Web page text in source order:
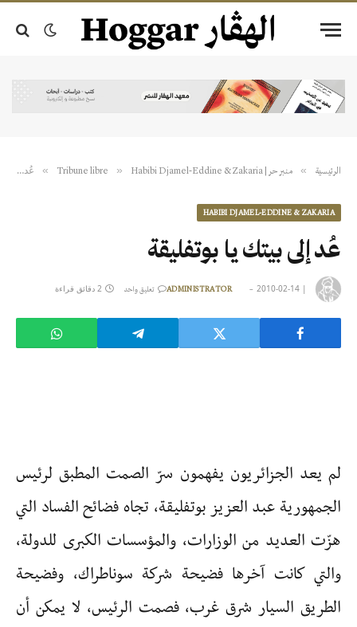
الرئيسية » منبر حر | Tribune libre » Habibi Djamel-Eddine & Zakaria
» عُد إلى بيتك يا بوتفليقة
HABIBI DJAMEL-EDDINE & ZAKARIA
عُد إلى بيتك يا بوتفليقة
|
ADMINISTRATOR 2010-02-14 تعليق واحد 2 دقائق قراءة
لم يعد الجزائريون يفهمون سرّ الصمت المطبق لرئيس
الجمهورية عبد العزيز بوتفليقة، تجاه فضائح الفساد التي
هزّت العديد من الوزارات، والمؤسسات الكبرى للدولة،
والتي كانت آخرها فضيحة شركة سوناطراك، وفضيحة
الطريق السيار شرق غرب، فصمت الرئيس، لا يمكن أن